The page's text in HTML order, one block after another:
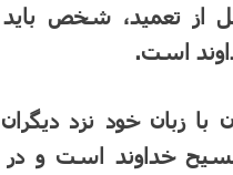
از تعمید، شخص باید
است.
با زبان خود نزد
خداوند است و در